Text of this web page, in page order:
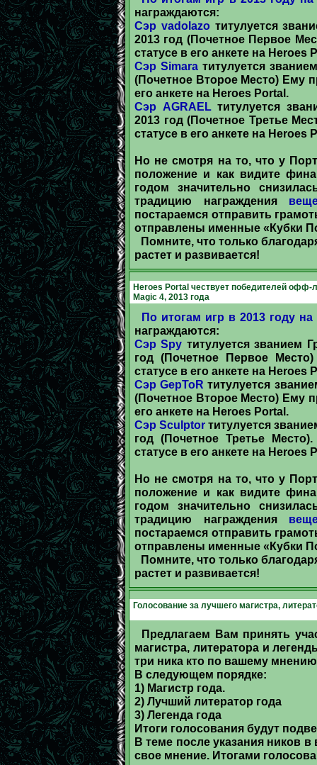
награждаются:
Сэр vadolazoтитулуется
2013 год (Почетное Первое
статусе в его анкете на Heroes
Сэр Simara титулуется
(Почетное Второе Место) Ему
его анкете на Heroes Portal.
Сэр AGRAELтитулуется
2013 год (Почетное Третье
статусе в его анкете на Heroes
Но не смотря на то, что у
положение и как видите
годом значительно
традицию награждения
постараемся отправить
отправлены именные «Кубки
Помните, что только
растет и развивается!
Heroes Portal чествует победителей офф-
Magic 4, 2013 года
По итогам игр в 2013 году
награждаются:
Сэр Spy титулуется званием
год (Почетное Первое
статусе в его анкете на Heroes
Сэр GepToR титулуется
(Почетное Второе Место) Ему
его анкете на Heroes Portal.
Сэр Sculptor титулуется
год (Почетное Третье
статусе в его анкете на Heroes
Но не смотря на то, что у
положение и как видите
годом значительно
традицию награждения
постараемся отправить
отправлены именные «Кубки
Помните, что только
растет и развивается!
Голосование за лучшего магистра,
Предлагаем Вам принять
магистра, литератора и
три ника кто по вашему
В следующем порядке:
1) Магистр года.
2) Лучший литератор года
3) Легенда года
Итоги голосования будут
В теме после указания ников
свое мнение. Итогами